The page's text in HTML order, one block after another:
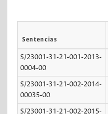
Sentencias
S/23001-31-21-001-2013-
0004-00
S/23001-31-21-002-2014-
00035-00
S/23001-31-21-002-2015-